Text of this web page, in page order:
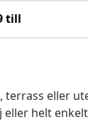
till
eller
helt